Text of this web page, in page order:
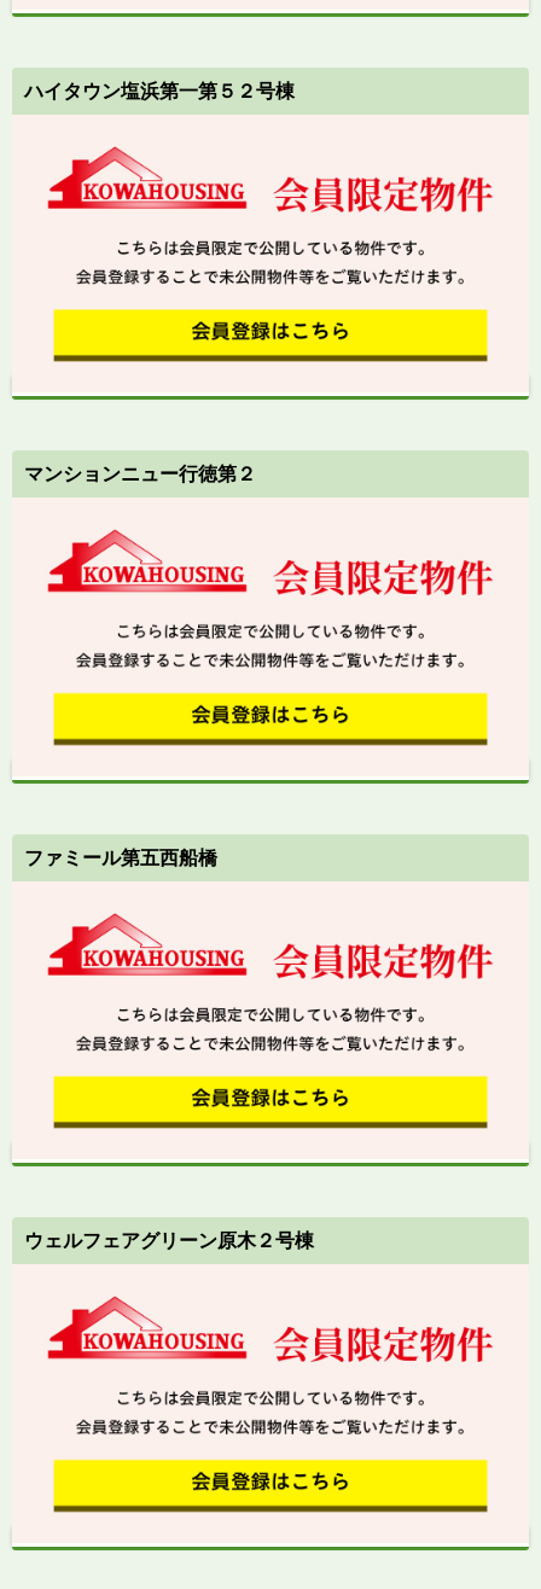
ハイタウン塩浜第一第５２号棟
マンションニュー行徳第２
ファミール第五西船橋
ウェルフェアグリーン原木２号棟